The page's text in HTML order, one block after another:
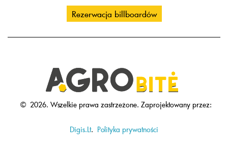
Rezerwacja billboardów
© 2026. Wszelkie prawa zastrzeżone. Zaprojektowany przez:
Digis.Lt. Polityka prywatności